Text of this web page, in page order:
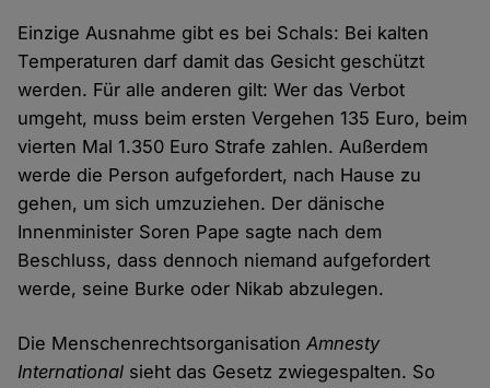
Einzige Ausnahme gibt es bei Schals: Bei kalten
Temperaturen darf damit das Gesicht geschützt
werden. Für alle anderen gilt: Wer das Verbot
umgeht, muss beim ersten Vergehen 135 Euro, beim
vierten Mal 1.350 Euro Strafe zahlen. Außerdem
werde die Person aufgefordert, nach Hause zu
gehen, um sich umzuziehen. Der dänische
Innenminister Soren Pape sagte nach dem
Beschluss, dass dennoch niemand aufgefordert
werde, seine Burke oder Nikab abzulegen.
Die MenschenrechtsorganisationAmnesty
International sieht das Gesetz zwiegespalten. So